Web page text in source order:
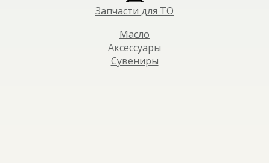
Запчасти для ТО
Масло
Аксессуары
Сувениры